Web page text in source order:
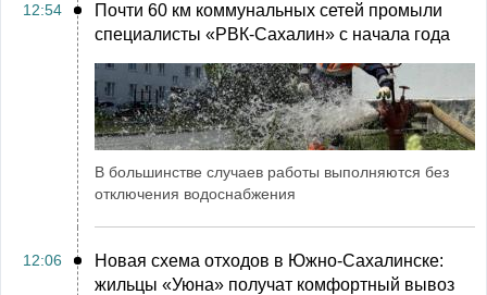
12:54
Почти 60 км коммунальных сетей промыли
специалисты «РВК‑Сахалин» с начала года
В большинстве случаев работы выполняются без
отключения водоснабжения
12:06
Новая схема отходов в Южно-Сахалинске:
жильцы «Уюна» получат комфортный вывоз